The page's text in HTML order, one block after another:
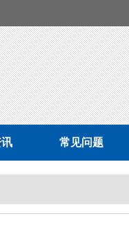
常见问题